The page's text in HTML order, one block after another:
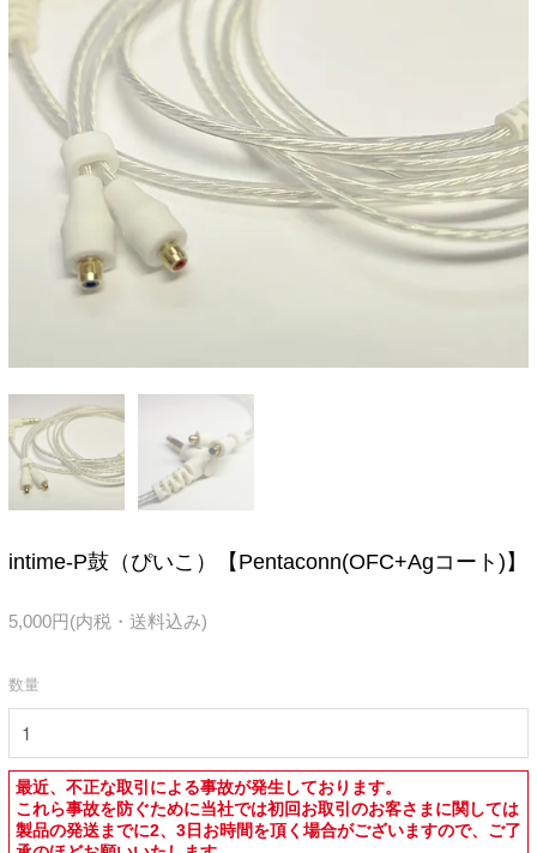
intime-P鼓（ぴいこ）【Pentaconn(OFC+Agコート)】
5,000円(内税・送料込み)
数量
最近、不正な取引による事故が発生しております。
これら事故を防ぐために当社では初回お取引のお客さまに関しては
製品の発送までに2、3日お時間を頂く場合がございますので、ご了